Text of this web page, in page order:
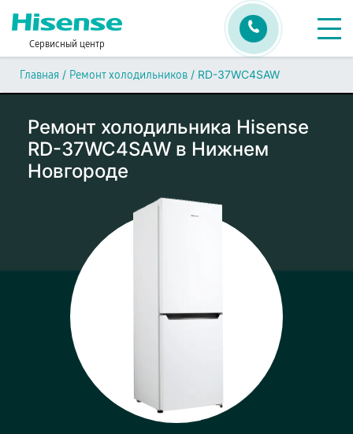
Сервисный центр
Главная / Ремонт холодильников / RD-37WC4SAW
Ремонт холодильника Hisense
RD-37WC4SAW в Нижнем
Новгороде